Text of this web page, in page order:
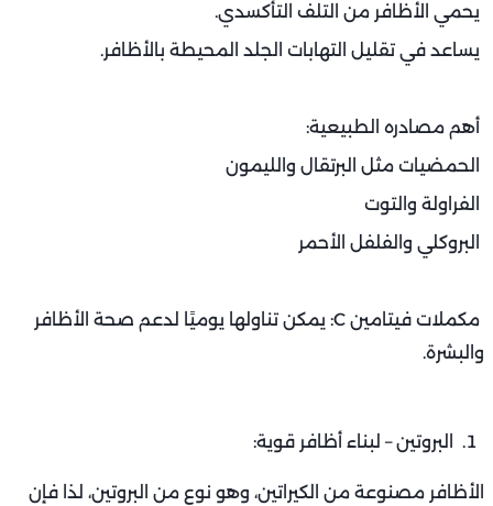
يحمي الأظافر من التلف التأكسدي.
يساعد في تقليل التهابات الجلد المحيطة بالأظافر.
أهم مصادره الطبيعية:
الحمضيات مثل البرتقال والليمون
الفراولة والتوت
البروكلي والفلفل الأحمر
مكملات فيتامين C: يمكن تناولها يوميًا لدعم صحة الأظافر
والبشرة.
البروتين – لبناء أظافر قوية:
الأظافر مصنوعة من الكيراتين، وهو نوع من البروتين، لذا فإن